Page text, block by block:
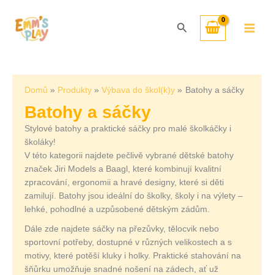
obsah
Hledat
Domů Produkty Výbava do škol(k)y Batohy a sáčky
Batohy a sáčky
Stylové batohy a praktické sáčky pro malé školkáčky i
školáky!
V této kategorii najdete pečlivě vybrané dětské batohy
značek Jiri Models a Baagl, které kombinují kvalitní
zpracování, ergonomii a hravé designy, které si děti
zamilují. Batohy jsou ideální do školky, školy i na výlety –
lehké, pohodlné a uzpůsobené dětským zádům.
Dále zde najdete sáčky na přezůvky, tělocvik nebo
sportovní potřeby, dostupné v různých velikostech a s
motivy, které potěší kluky i holky. Praktické stahování na
šňůrku umožňuje snadné nošení na zádech, ať už
nejnovějších